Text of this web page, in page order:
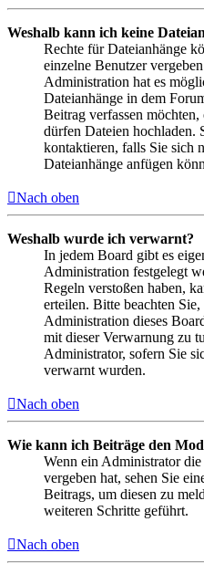
Weshalb kann ich keine
Rechte für Dateianhänge
einzelne Benutzer
Administration hat es
Dateianhänge in dem
Beitrag verfassen
dürfen Dateien hochladen.
kontaktieren, falls Sie sich
Dateianhänge anfügen
Nach oben
Weshalb wurde ich verwarnt?
In jedem Board gibt es
Administration festgelegt
Regeln verstoßen haben,
erteilen. Bitte beachten
Administration dieses
mit dieser Verwarnung zu
Administrator, sofern Sie
verwarnt wurden.
Nach oben
Wie kann ich Beiträge den
Wenn ein Administrator
vergeben hat, sehen Sie
Beitrags, um diesen zu
weiteren Schritte geführt.
Nach oben